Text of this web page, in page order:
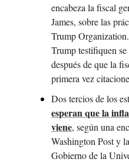
encabeza la fiscal
James, sobre las
Trump
Trump testifiquen se
después de que la
primera vez
esperan que la
viene, según una
Washington Post y
Gobierno de la